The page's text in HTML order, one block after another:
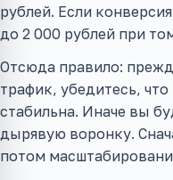
рублей. Если
до 2 000 рублей при
Отсюда правило:
трафик, убедитесь,
стабильна. Иначе вы
дырявую воронку.
потом